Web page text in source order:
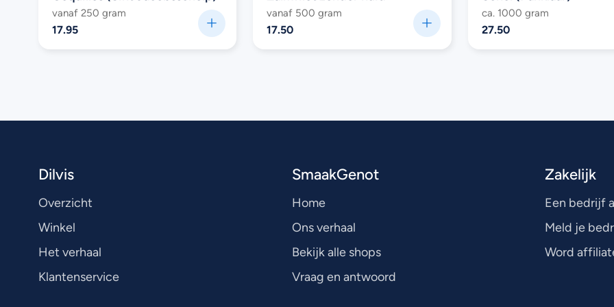
vanaf 250 gram
17.95
vanaf 500 gram
17.50
ca. 1000 gram
27.50
Dilvis
Overzicht
Winkel
Het verhaal
Klantenservice
SmaakGenot
Home
Ons verhaal
Bekijk alle shops
Vraag en antwoord
Zakelijk
Een bedrijf
Meld je
Word